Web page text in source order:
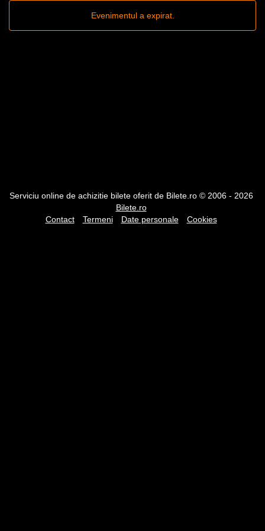
Evenimentul a expirat.
Serviciu online de achizitie bilete oferit de Bilete.ro © 2006 - 2026
Bilete.ro
Contact
Termeni Date personale Cookies